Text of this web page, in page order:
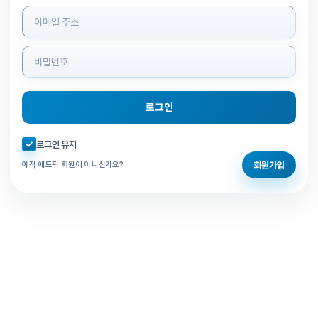
로그인 정보 입력
로그인
자동로그인 체크
로그인 유지
아직 애드픽 회원이 아니신가요? 회원가입